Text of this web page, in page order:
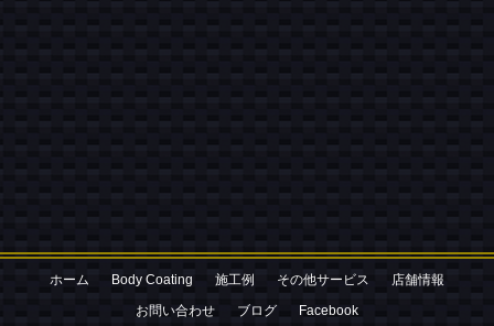
080-3052-2427
お問い合わせはこちら
ホーム Body Coating 施工例 その他サービス
店舗情報
お問い合わせ
ブログ Facebook